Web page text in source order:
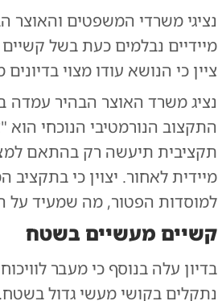
נציגי משרדי המשפטים והאוצר
מיידיים נבלמים כעת בשל
ציין כי הנושא עודו מצוי
נציג משרד האוצר הבהיר עמדה
התקצוב הנורמטיבי הנוכחי
תקציבית תיעשה רק בהתאם
מיידית לאחור. יצוין כי
למוסדות הפטור, מה שמעיד על
קשיים מעשיים בשטח
בדיון עלה בנוסף כי מעבר
נתקלים בקושי מעשי גדול